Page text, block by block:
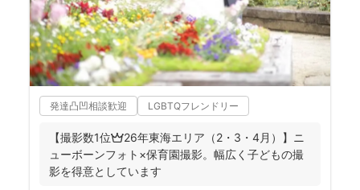
発達凸凹相談歓迎 LGBTQフレンドリー
【撮影数1位👑26年東海エリア（2・3・4月）】ニ
ューボーンフォト×保育園撮影。幅広く子どもの撮
影を得意としています